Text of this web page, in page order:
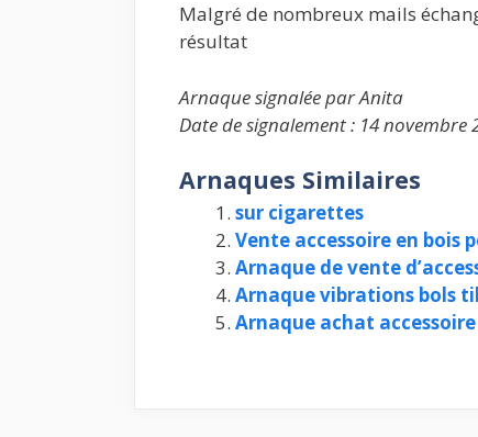
Malgré de nombreux mails
résultat
Arnaque signalée par Anita
Date de signalement : 14 novembre
Arnaques Similaires
sur cigarettes
Vente accessoire en bois
Arnaque de vente
Arnaque vibrations bols
Arnaque achat